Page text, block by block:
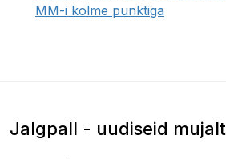
MM-i kolme punktiga
Jalgpall - uudiseid mujalt